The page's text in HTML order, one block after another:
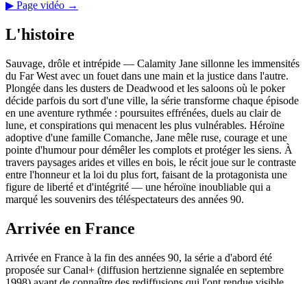
▶ Page vidéo →
L'histoire
Sauvage, drôle et intrépide — Calamity Jane sillonne les immensités
du Far West avec un fouet dans une main et la justice dans l'autre.
Plongée dans les dusters de Deadwood et les saloons où le poker
décide parfois du sort d'une ville, la série transforme chaque épisode
en une aventure rythmée : poursuites effrénées, duels au clair de
lune, et conspirations qui menacent les plus vulnérables. Héroïne
adoptive d'une famille Comanche, Jane mêle ruse, courage et une
pointe d'humour pour démêler les complots et protéger les siens. À
travers paysages arides et villes en bois, le récit joue sur le contraste
entre l'honneur et la loi du plus fort, faisant de la protagonista une
figure de liberté et d'intégrité — une héroïne inoubliable qui a
marqué les souvenirs des téléspectateurs des années 90.
Arrivée en France
Arrivée en France à la fin des années 90, la série a d'abord été
proposée sur Canal+ (diffusion hertzienne signalée en septembre